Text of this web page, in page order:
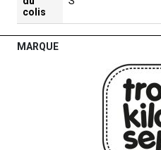
colis
MARQUE